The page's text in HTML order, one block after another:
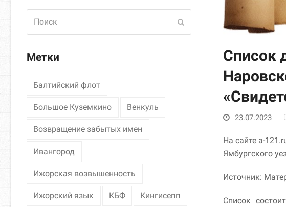
Список
23.07.2023
На сайте a-
Ямбургского
Источник:
Список
Метки
Балтийский флот
Большое Куземкино Венкуль
Возвращение забытых имен
Ивангород
Ижорская возвышенность
Ижорский язык КБФ Кингисепп